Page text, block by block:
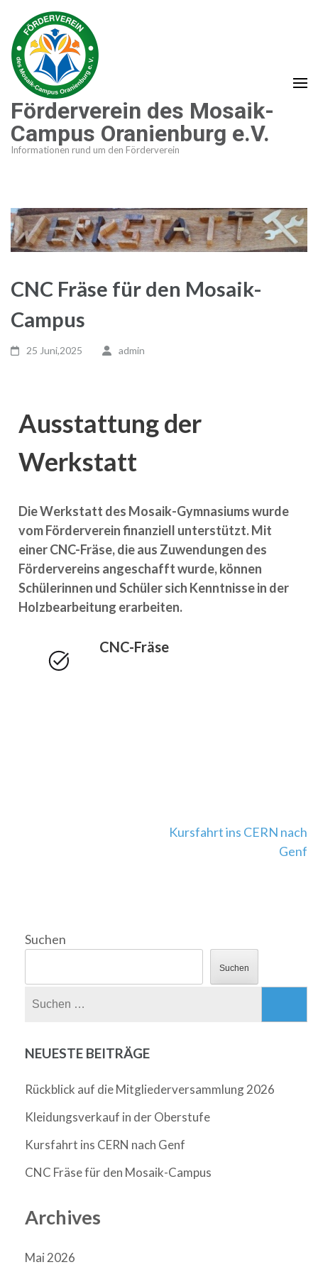
Inhalt
springen
(Enter
drücken)
Förderverein des Mosaik-
Campus Oranienburg e.V.
Informationen rund um den Förderverein
CNC Fräse für den Mosaik-
Campus
25 Juni,2025 admin
Ausstattung der
Werkstatt
Die Werkstatt des Mosaik-Gymnasiums wurde
vom Förderverein finanziell unterstützt. Mit
einer CNC-Fräse, die aus Zuwendungen des
Fördervereins angeschafft wurde, können
Schülerinnen und Schüler sich Kenntnisse in der
Holzbearbeitung erarbeiten.
CNC-Fräse
BeitragsnavigationKursfahrt ins CERN nach
Genf
Suchen
Suchen
NEUESTE BEITRÄGE
Rückblick auf die Mitgliederversammlung 2026
Kleidungsverkauf in der Oberstufe
Kursfahrt ins CERN nach Genf
CNC Fräse für den Mosaik-Campus
Archives
Mai 2026